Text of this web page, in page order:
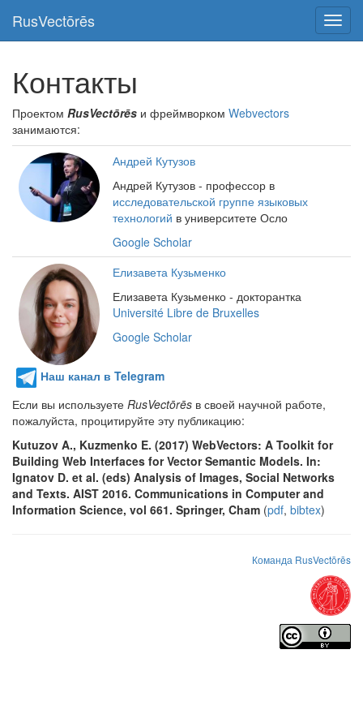
RusVectōrēs
Контакты
Проектом RusVectōrēs и фреймворком Webvectors
занимаются:
Андрей Кутузов
Андрей Кутузов - профессор в
исследовательской группе языковых
технологий в университете Осло
Google Scholar
Елизавета Кузьменко
Елизавета Кузьменко - докторантка
Université Libre de Bruxelles
Google Scholar
Наш канал в Telegram
Если вы используете RusVectōrēs в своей научной работе,
пожалуйста, процитируйте эту публикацию:
Kutuzov A., Kuzmenko E. (2017) WebVectors: A Toolkit for
Building Web Interfaces for Vector Semantic Models. In:
Ignatov D. et al. (eds) Analysis of Images, Social Networks
and Texts. AIST 2016. Communications in Computer and
Information Science, vol 661. Springer, Cham (pdf, bibtex)
Команда RusVectōrēs